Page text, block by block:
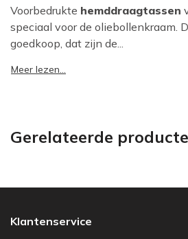
Voorbedrukte hemddraagtassen
speciaal voor de oliebollenkraam.
goedkoop, dat zijn de...
Meer lezen...
Gerelateerde
Klantenservice